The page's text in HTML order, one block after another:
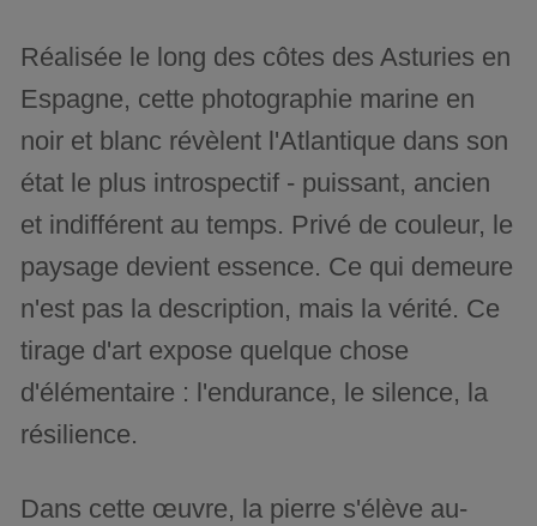
Réalisée le long des côtes des Asturies en
Espagne, cette photographie marine en
noir et blanc révèlent l'Atlantique dans son
état le plus introspectif - puissant, ancien
et indifférent au temps. Privé de couleur, le
paysage devient essence. Ce qui demeure
n'est pas la description, mais la vérité. Ce
tirage d'art expose quelque chose
d'élémentaire : l'endurance, le silence, la
résilience.
Dans cette œuvre, la pierre s'élève au-